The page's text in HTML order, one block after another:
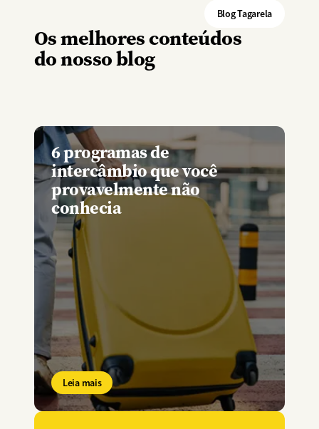
Os melhores conteúdos
do nosso blog
Blog Tagarela
6 programas de
intercâmbio que você
provavelmente não
conhecia
Leia mais